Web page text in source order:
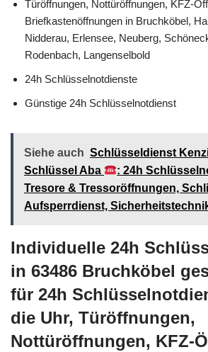
Türöffnungen, Nottüröffnungen, KFZ-
Briefkastenöffnungen in Bruchköbel,
Nidderau, Erlensee, Neuberg,
Rodenbach, Langenselbold
24h Schlüsselnotdienste
Günstige 24h Schlüsselnotdienst
Siehe auch Schlüsseldienst
Schlüssel Aba
: 24h
Tresore & Tressoröffnungen,
Aufsperrdienst,
Individuelle 24h
in 63486 Bruchköbel
für 24h
die Uhr, Türöffnungen,
Nottüröffnungen, KFZ-